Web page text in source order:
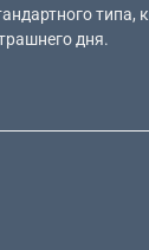
типа,
дня.